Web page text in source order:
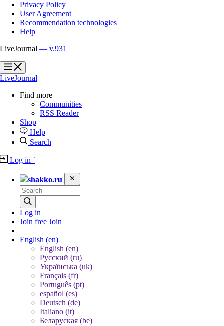
Privacy Policy
User Agreement
Recommendation technologies
Help
LiveJournal — v.931
?
?
LiveJournal
Find more
Communities
RSS Reader
Shop
Help
Search
Log in `
shakko.ru
Log in
Join free Join
English (en)
English (en)
Русский (ru)
Українська (uk)
Français (fr)
Português (pt)
español (es)
Deutsch (de)
Italiano (it)
Беларуская (be)